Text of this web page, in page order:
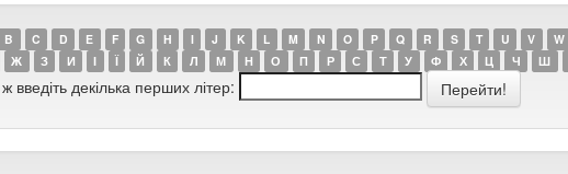
B C D E F G H I J K L M N O P Q R S T U V W
Ж З И І Ї Й К Л М Н О П Р С Т У Ф Х Ц Ч Ш
введіть декілька перших літер: